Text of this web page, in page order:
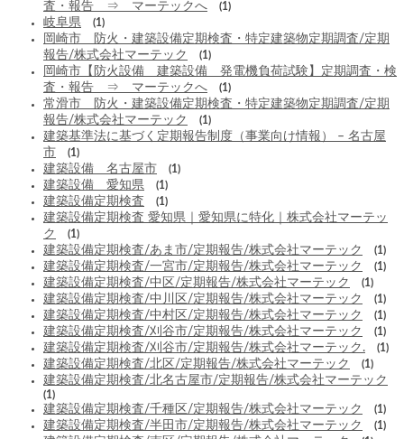
査・報告 ⇒ マーテックへ
(1)
岐阜県 (1)
岡崎市 防火・建築設備定期検査・特定建築物定期調査/定期
報告/株式会社マーテック
(1)
岡崎市【防火設備 建築設備 発電機負荷試験】定期調査・検
査・報告 ⇒ マーテックへ
(1)
常滑市 防火・建築設備定期検査・特定建築物定期調査/定期
報告/株式会社マーテック
(1)
建築基準法に基づく定期報告制度（事業向け情報） – 名古屋
市
(1)
建築設備 名古屋市 (1)
建築設備 愛知県 (1)
建築設備定期検査 (1)
建築設備定期検査 愛知県｜愛知県に特化｜株式会社マーテッ
ク
(1)
建築設備定期検査/あま市/定期報告/株式会社マーテック (1)
建築設備定期検査/一宮市/定期報告/株式会社マーテック (1)
建築設備定期検査/中区/定期報告/株式会社マーテック (1)
建築設備定期検査/中川区/定期報告/株式会社マーテック (1)
建築設備定期検査/中村区/定期報告/株式会社マーテック (1)
建築設備定期検査/刈谷市/定期報告/株式会社マーテック (1)
建築設備定期検査/刈谷市/定期報告/株式会社マーテック. (1)
建築設備定期検査/北区/定期報告/株式会社マーテック (1)
建築設備定期検査/北名古屋市/定期報告/株式会社マーテック
(1)
建築設備定期検査/千種区/定期報告/株式会社マーテック (1)
建築設備定期検査/半田市/定期報告/株式会社マーテック (1)